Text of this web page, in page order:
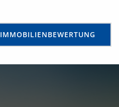
IMMOBILIENBEWERTUNG